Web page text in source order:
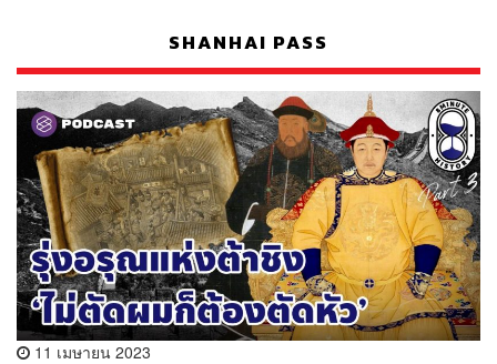
SHANHAI PASS
11 เมษายน 2023